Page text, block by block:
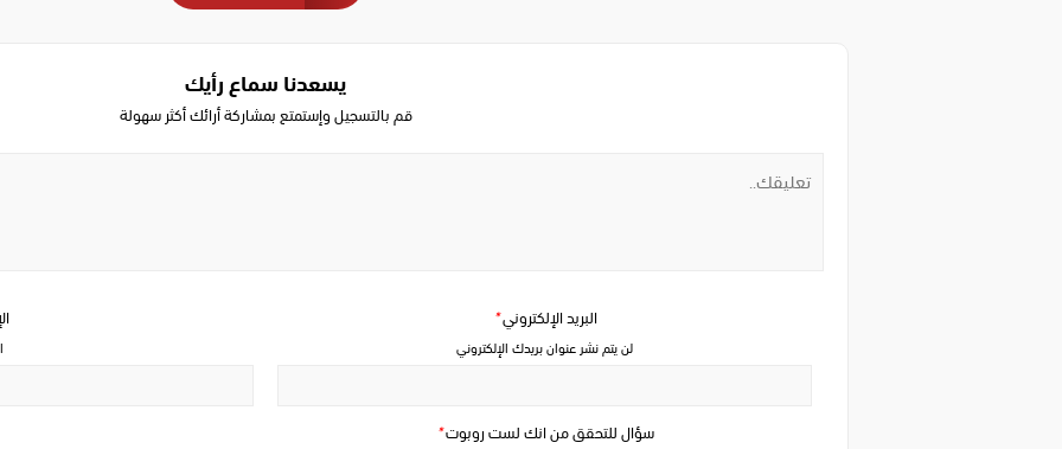
يسعدنا سماع رأيك
قم بالتسجيل وإستمتع بمشاركة أرائك أكثر سهولة
سؤال للتحقق من انك لست روبوت*
البريد الإلكتروني*
لن يتم نشر عنوان بريدك الإلكتروني